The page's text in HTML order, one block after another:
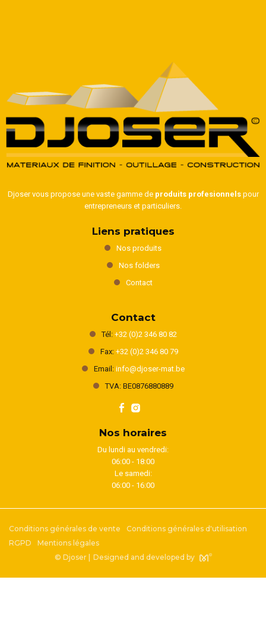
Djoser vous propose une vaste gamme de produits profesionnelspour
entrepreneurs et particuliers.
Liens pratiques
Nos produits
Nos folders
Contact
Contact
Tél: +32 (0)2 346 80 82
Fax: +32 (0)2 346 80 79
Email: info@djoser-mat.be
TVA: BE0876880889
Nos horaires
Du lundi au vendredi:
06:00 - 18:00
Le samedi:
06:00 - 16:00
Conditions générales de vente
Conditions générales d'utilisation
RGPD
Mentions légales
© Djoser | Designed and developed by